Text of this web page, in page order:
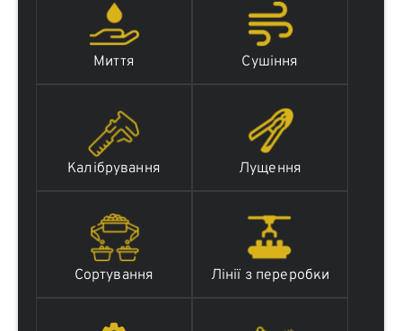
Миття Сушіння
Калібрування Лущення
Сортування Лінії з переробки